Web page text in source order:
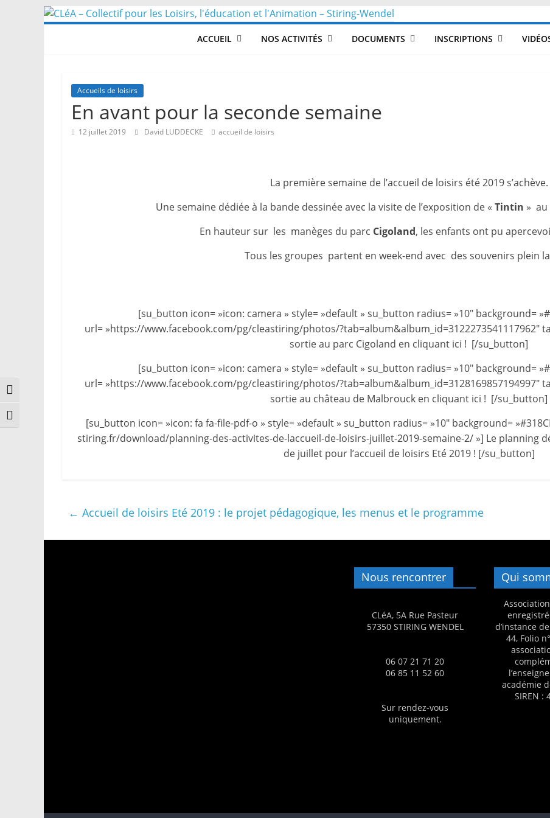
Passer en contraste élevé
Changer la taille de la police
Skip
to
CLéA
Collectif
les
Loisirs,
l'éducation
l'Animation
–
Stiring-
Wendel
L
r
i
ACCUEIL NOS ACTIVITÉS DOCUMENTS INSCRIPTIONS
Accueils de loisirs
En avant pour la seconde semaine
12 juillet 2019 David LUDDECKE accueil de loisirs
La première semaine de l’accueil de loisirs été 2019 s’achève.
Une semaine dédiée à la bande dessinée avec la visite de l’exposition de « Tintin » au
En hauteur sur les manèges du parc Cigoland, les enfants ont pu
Tous les groupes partent en week-end avec des souvenirs plein
[su_button icon= »icon: camera » style= »default » su_button radius= »10″ background=
url= »https://www.facebook.com/pg/cleastiring/photos/?tab=album&album_id=3122273541117962″
sortie au parc Cigoland en cliquant ici ! [/su_button]
[su_button icon= »icon: camera » style= »default » su_button radius= »10″ background=
url= »https://www.facebook.com/pg/cleastiring/photos/?tab=album&album_id=3128169857194997″
sortie au château de Malbrouck en cliquant ici ! [/su_button]
[su_button icon= »icon: fa fa-file-pdf-o » style= »default » su_button radius= »10″ background=
stiring.fr/download/planning-des-activites-de-laccueil-de-loisirs-juillet-2019-semaine-2/ »] Le planning
de juillet pour l’accueil de loisirs Eté 2019 ! [/su_button]
← Accueil de loisirs Eté 2019 : le projet pédagogique, les menus et le programme
Nous rencontrer
CLéA, 5A Rue Pasteur
57350 STIRING WENDEL
06 07 21 71 20
06 85 11 52 60
Sur rendez-vous
uniquement.
Qui
d’instance
44, Folio
académie
SIREN :